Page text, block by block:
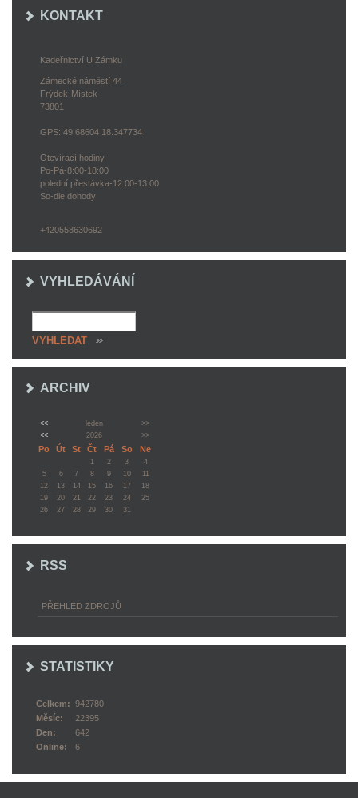
KONTAKT
Kadeřnictví U Zámku
Zámecké náměstí 44
Frýdek-Místek
73801
GPS: 49.68604 18.347734
Otevírací hodiny
Po-Pá-8:00-18:00
polední přestávka-12:00-13:00
So-dle dohody
+420558630692
VYHLEDÁVÁNÍ
ARCHIV
<< leden
>>
<<
2026 >>
Po Út St Čt Pá So Ne
1 2 3
4
5
6 7 8 9 10
11
12
13 14 15 16 17
18
19
20 21 22 23 24
25
26
27 28 29 30 31
RSS
PŘEHLED ZDROJŮ
STATISTIKY
Online: 6
Celkem: 942780
Měsíc:
22395
Den:
642